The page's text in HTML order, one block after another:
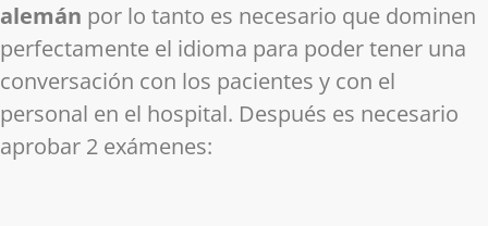
alemán por lo tanto es necesario que dominen
perfectamente el idioma para poder tener una
conversación con los pacientes y con el
personal en el hospital. Después es necesario
aprobar 2 exámenes: